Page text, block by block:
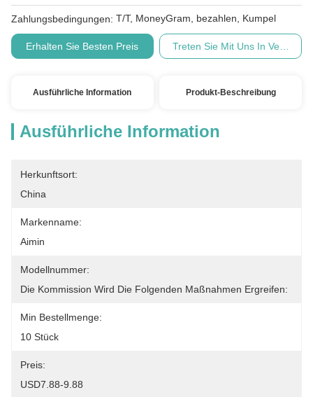
Zahlungsbedingungen: T/T, MoneyGram, bezahlen, Kumpel
Erhalten Sie Besten Preis Treten Sie Mit Uns In
Ausführliche Information Produkt-Beschreibung
Ausführliche Information
Herkunftsort:
China
Markenname:
Aimin
Modellnummer:
Die Kommission Wird Die Folgenden Maßnahmen Ergreifen:
Min Bestellmenge:
10 Stück
Preis:
USD7.88-9.88